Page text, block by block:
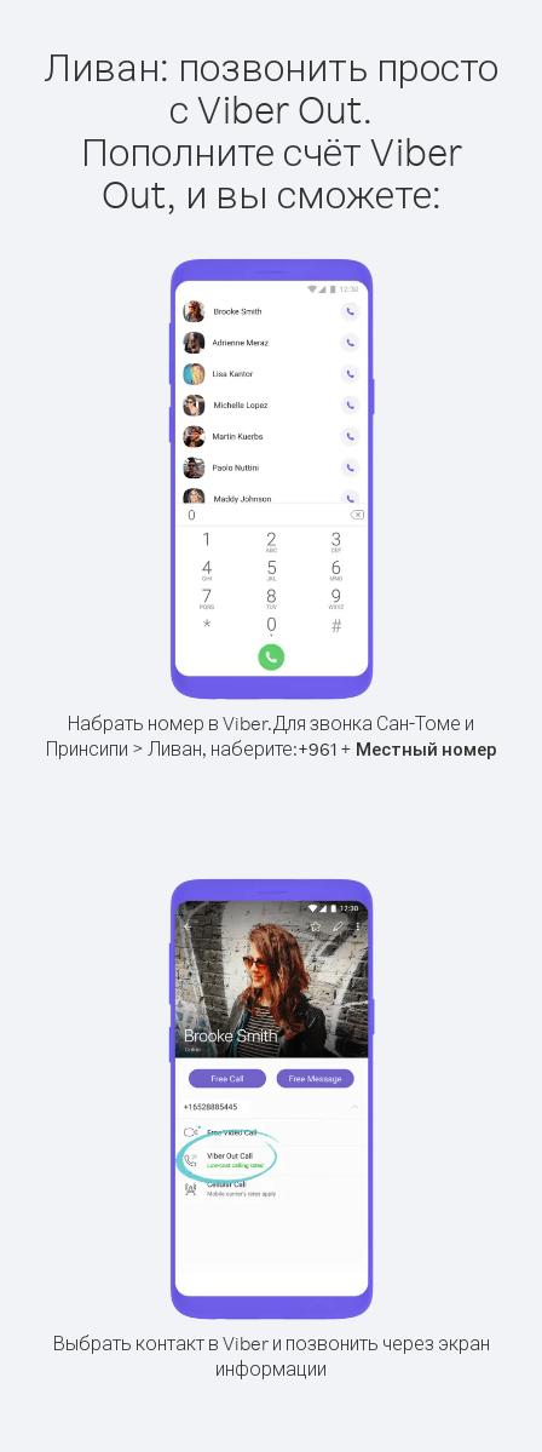
Ливан: позвонить просто
с Viber Out.
Пополните счёт Viber
Out, и вы сможете:
Набрать номер в Viber.Для звонка Сан-Томе и
Принсипи > Ливан, наберите:+961+ Местный номер
Выбрать контакт в Viber и позвонить через экран
информации